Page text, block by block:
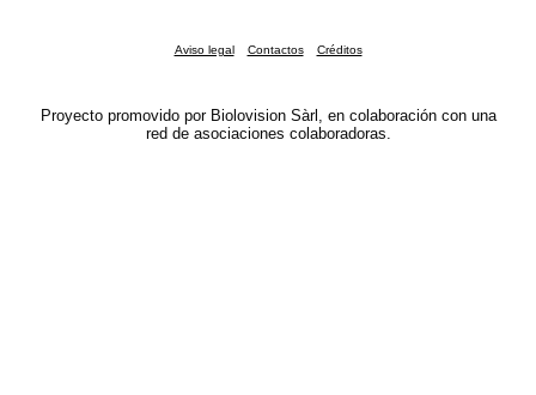
Aviso legal Contactos Créditos
Proyecto promovido por Biolovision Sàrl, en colaboración con una
red de asociaciones colaboradoras.